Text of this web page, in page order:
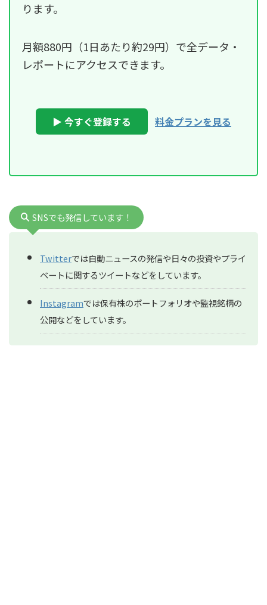
ります。
月額880円（1日あたり約29円）で全データ・
レポートにアクセスできます。
▶ 今すぐ登録する 料金プランを見る
SNSでも発信しています！
Twitterでは自動ニュースの発信や日々の投資やプライ
ベートに関するツイートなどをしています。
Instagramでは保有株のポートフォリオや監視銘柄の
公開などをしています。